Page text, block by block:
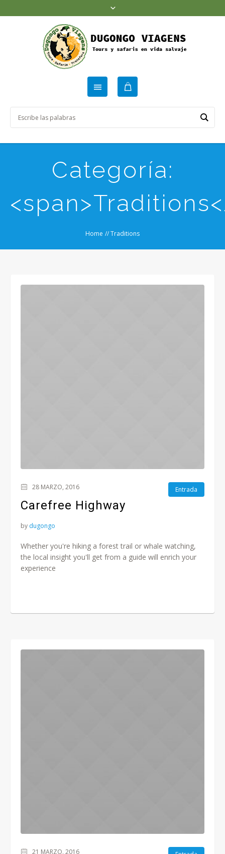
Categoría:
Home //Traditions
Entrada
28 MARZO, 2016
Carefree Highway
by dugongo
Whether you're hiking a forest trail or whale watching,
the local insight you'll get from a guide will enrich your
experience
21 MARZO, 2016